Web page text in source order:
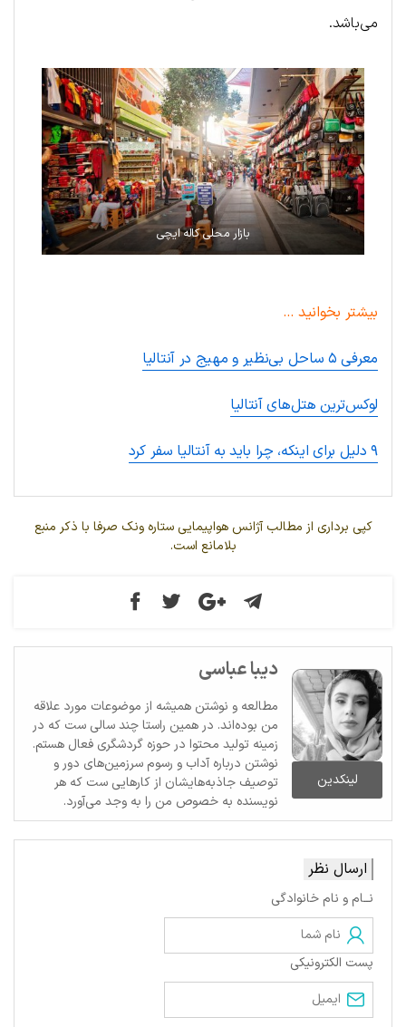
می‌باشد.
بازار محلی کاله ایچی
بیشتر بخوانید …
معرفی ۵ ساحل بی‌نظیر و مهیج در آنتالیا
لوکس‌ترین هتل‌های آنتالیا
۹ دلیل برای اینکه، چرا باید به آنتالیا سفر کرد
کپی برداری از مطالب آژانس هواپیمایی ستاره ونک صرفا با ذکر منبع
بلامانع است.
لینکدین
دیبا عباسی
مطالعه و نوشتن همیشه از موضوعات مورد علاقه
من بوده‌اند. در همین راستا چند سالی ست که در
زمینه تولید محتوا در حوزه گردشگری فعال هستم.
نوشتن درباره آداب و رسوم سرزمین‌های دور و
توصیف جاذبه‌هایشان از کارهایی ست که هر
نویسنده به خصوص من را به وجد می‌آورد.
ارسال نظر
نــام و نام خانوادگی
پست الکترونیکی